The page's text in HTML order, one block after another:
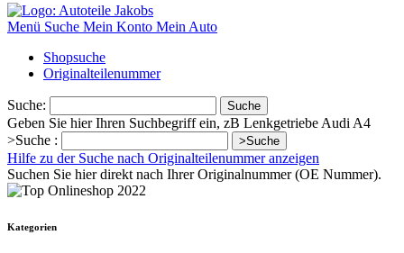
Menü Suche Mein Konto Mein Auto
Shopsuche
Originalteilenummer
Suche: Suche
Geben Sie hier Ihren Suchbegriff ein, zB Lenkgetriebe Audi A4
>Suche :
>Suche
Hilfe zu der Suche nach Originalteilenummer anzeigen
Suchen Sie hier direkt nach Ihrer Originalnummer (OE Nummer).
Kategorien